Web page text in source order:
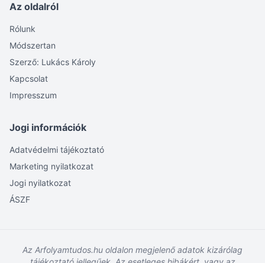
Az oldalról
Rólunk
Módszertan
Szerző: Lukács Károly
Kapcsolat
Impresszum
Jogi információk
Adatvédelmi tájékoztató
Marketing nyilatkozat
Jogi nyilatkozat
ÁSZF
Az Arfolyamtudos.hu oldalon megjelenő adatok kizárólag